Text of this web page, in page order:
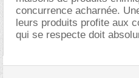
concurrence acharnée.
leurs produits profite aux
qui se respecte doit